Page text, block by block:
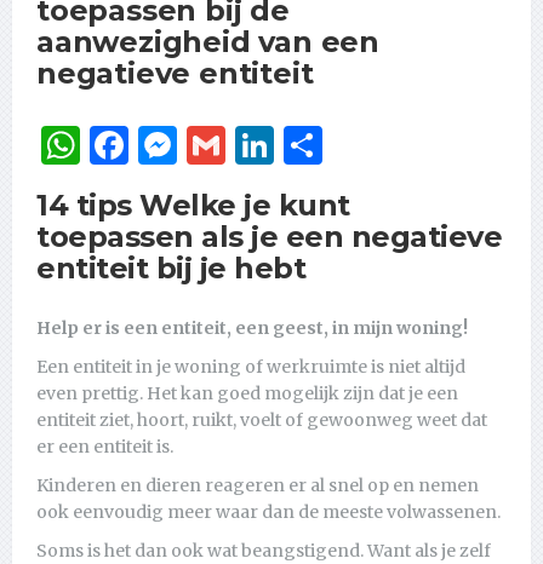
toepassen bij de
aanwezigheid van een
negatieve entiteit
WhatsApp
Facebook
Messenger
GmailLinkedIn
14 tips Welke je kunt
toepassen als je een negatieve
entiteit bij je hebt
Help er is een entiteit, een geest, in mijn woning!
Een entiteit in je woning of werkruimte is niet altijd
even prettig. Het kan goed mogelijk zijn dat je een
entiteit ziet, hoort, ruikt, voelt of gewoonweg weet dat
er een entiteit is.
Kinderen en dieren reageren er al snel op en nemen
ook eenvoudig meer waar dan de meeste volwassenen.
Soms is het dan ook wat beangstigend. Want als je zelf